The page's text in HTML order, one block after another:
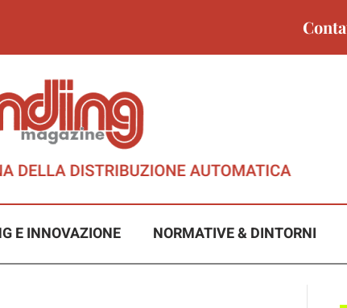
E INNOVAZIONE NORMATIVE & DINTORNI